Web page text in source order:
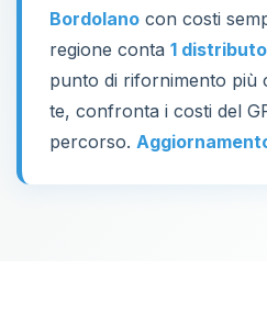
Bordolano con costi
regione conta 1
punto di rifornimento più
te, confronta i costi del
percorso.